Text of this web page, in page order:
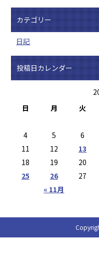
カテゴリー
日記
投稿日カレンダー
日
月 火
« 11月
4
5 6
11
12 13
18
19 20
25
26 27